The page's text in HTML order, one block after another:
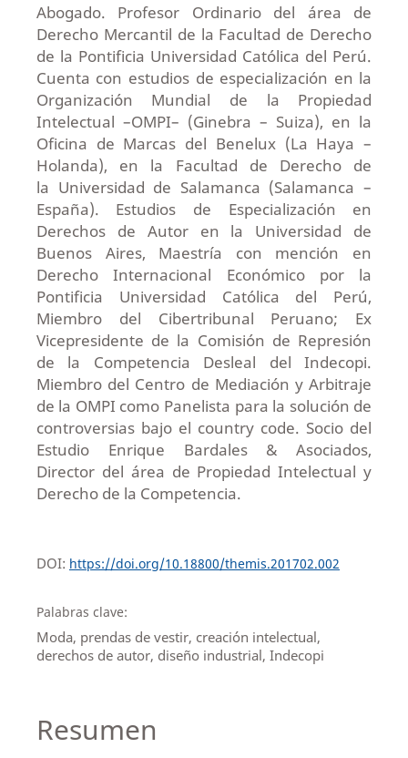
Abogado. Profesor Ordinario del área de
Derecho Mercantil de la Facultad de Derecho
de la Pontificia Universidad Católica del Perú.
Cuenta con estudios de especialización en la
Organización Mundial de la Propiedad
Intelectual –OMPI– (Ginebra – Suiza), en la
Oficina de Marcas del Benelux (La Haya –
Holanda), en la Facultad de Derecho de
la Universidad de Salamanca (Salamanca –
España). Estudios de Especialización en
Derechos de Autor en la Universidad de
Buenos Aires, Maestría con mención en
Derecho Internacional Económico por la
Pontificia Universidad Católica del Perú,
Miembro del Cibertribunal Peruano; Ex
Vicepresidente de la Comisión de Represión
de la Competencia Desleal del Indecopi.
Miembro del Centro de Mediación y Arbitraje
de la OMPI como Panelista para la solución de
controversias bajo el country code. Socio del
Estudio Enrique Bardales & Asociados,
Director del área de Propiedad Intelectual y
Derecho de la Competencia.
DOI: https://doi.org/10.18800/themis.201702.002
Palabras clave:
Moda, prendas de vestir, creación intelectual,
derechos de autor, diseño industrial, Indecopi
Resumen